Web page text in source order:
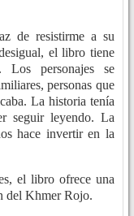
de resistirme a su
el libro tiene
Los personajes se
personas que
La historia tenía
seguir leyendo. La
hace invertir en la
el libro ofrece una
del Khmer Rojo.